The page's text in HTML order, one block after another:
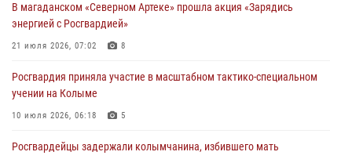
15 июля 2026, 04:34
В магаданском «Северном Артеке» прошла акция «Зарядись
энергией с Росгвардией»
21 июля 2026, 07:02 8
Росгвардия приняла участие в масштабном тактико-специальном
учении на Колыме
10 июля 2026, 06:18 5
Росгвардейцы задержали колымчанина, избившего мать